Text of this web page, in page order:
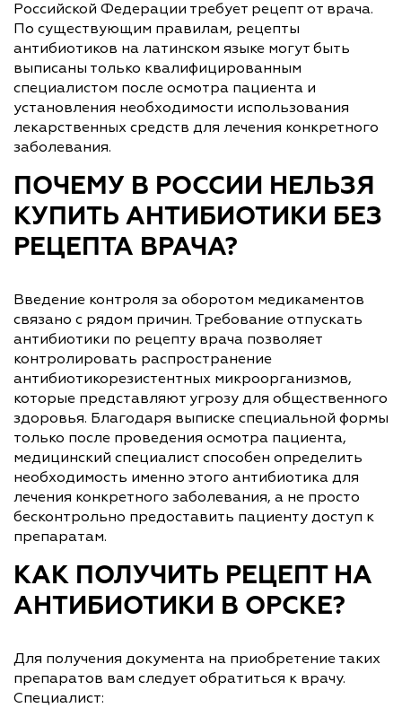
Российской Федерации требует рецепт от врача.
По существующим правилам, рецепты
антибиотиков на латинском языке могут быть
выписаны только квалифицированным
специалистом после осмотра пациента и
установления необходимости использования
лекарственных средств для лечения конкретного
заболевания.
ПОЧЕМУ В РОССИИ НЕЛЬЗЯ
КУПИТЬ АНТИБИОТИКИ БЕЗ
РЕЦЕПТА ВРАЧА?
Введение контроля за оборотом медикаментов
связано с рядом причин. Требование отпускать
антибиотики по рецепту врача позволяет
контролировать распространение
антибиотикорезистентных микроорганизмов,
которые представляют угрозу для общественного
здоровья. Благодаря выписке специальной формы
только после проведения осмотра пациента,
медицинский специалист способен определить
необходимость именно этого антибиотика для
лечения конкретного заболевания, а не просто
бесконтрольно предоставить пациенту доступ к
препаратам.
КАК ПОЛУЧИТЬ РЕЦЕПТ НА
АНТИБИОТИКИ В ОРСКЕ?
Для получения документа на приобретение таких
препаратов вам следует обратиться к врачу.
Специалист: